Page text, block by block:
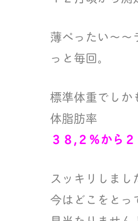
薄ぺったい〜〜
っと毎回。
標準体重でしか
体脂肪率
３８,２％から２
スッキリしまし
今はどこをとっ